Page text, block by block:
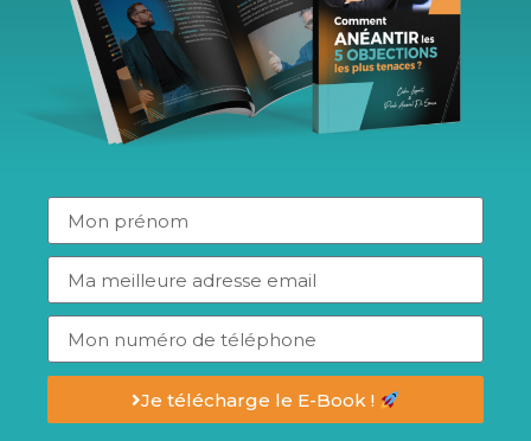
acquérir de nouvelles connaissances/compétences.
Quels bénéfices ?
Nos conférences constituent des
Remobiliser leur engagement et redonner un boost
énergétique.
Sortir de leur cadre quotidien pour leur permettre de
voir les choses sous un nouvel angle.
Renouveler et stimuler leur engagement.
Qu'est-ce qu'une
Je télécharge le E-Book !